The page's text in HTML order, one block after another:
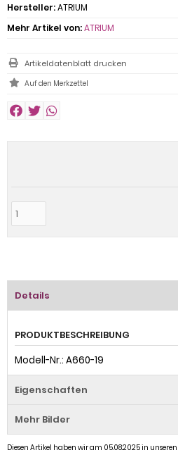
Hersteller:ATRIUM
Mehr Artikel von:ATRIUM
Artikeldatenblatt drucken
Details
PRODUKTBESCHREIBUNG
Modell-Nr.: A660-19
Eigenschaften
Mehr Bilder
Diesen Artikel haben wir am 05.08.2025 in